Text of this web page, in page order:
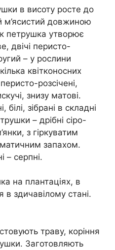
в висоту росте до
м’ясистий довжиною
петрушка утворює
двічі перисто-
– у рослини
квітконосних
розсічені,
знизу матові.
білі, зібрані в складні
– дрібні сіро-
з гіркуватим
запахом.
– серпні.
на плантаціях, в
в здичавілому стані.
траву, коріння
Заготовляють